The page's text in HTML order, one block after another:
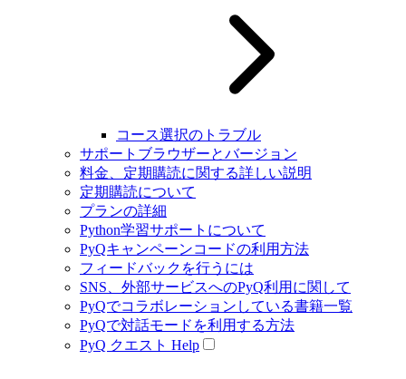
コース選択のトラブル
サポートブラウザーとバージョン
料金、定期購読に関する詳しい説明
定期購読について
プランの詳細
Python学習サポートについて
PyQキャンペーンコードの利用方法
フィードバックを行うには
SNS、外部サービスへのPyQ利用に関して
PyQでコラボレーションしている書籍一覧
PyQで対話モードを利用する方法
PyQ クエスト Help